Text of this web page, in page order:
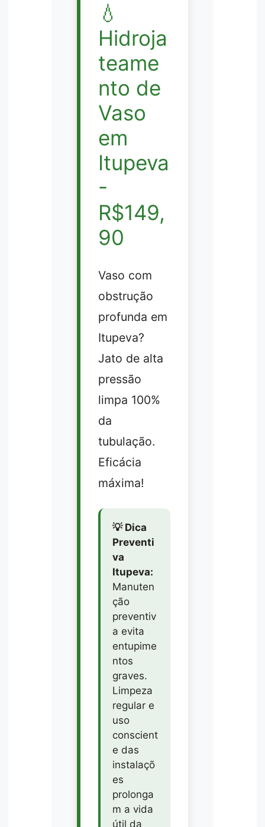
💧
Hidroja
teame
nto de
Vaso
em
Itupeva
-
R$149,
90
Vaso com
obstrução
profunda em
Itupeva?
Jato de alta
pressão
limpa 100%
da
tubulação.
Eficácia
máxima!
💡 Dica
Preventi
va
Itupeva:
Manuten
ção
preventiv
a evita
entupime
ntos
graves.
Limpeza
regular e
uso
conscient
e das
instalaçõ
es
prolonga
m a vida
útil da